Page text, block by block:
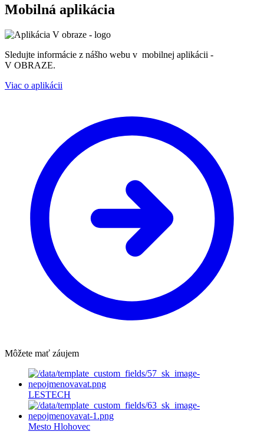
Mobilná aplikácia
Sledujte informácie z nášho webu v mobilnej aplikácii -
V OBRAZE.
Viac o aplikácii
Môžete mať záujem
LESTECH
Mesto Hlohovec